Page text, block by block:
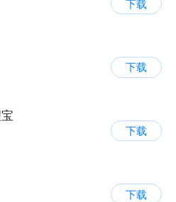
下载
下载
下载
下载